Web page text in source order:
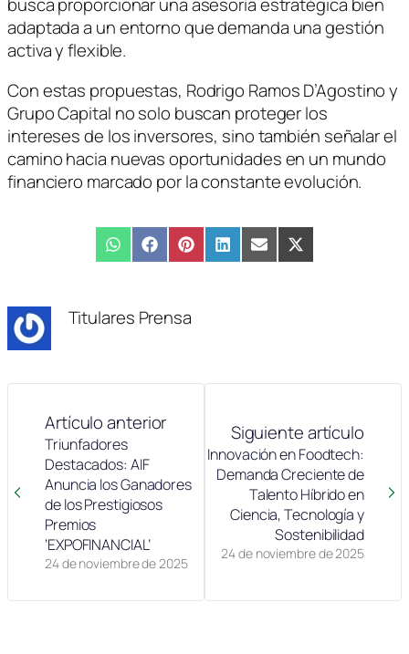
busca proporcionar una asesoría estratégica bien
adaptada a un entorno que demanda una gestión
activa y flexible.
Con estas propuestas, Rodrigo Ramos D’Agostino y
Grupo Capital no solo buscan proteger los
intereses de los inversores, sino también señalar el
camino hacia nuevas oportunidades en un mundo
financiero marcado por la constante evolución.
Compartir
en
WhatsAppCompartir
en
FacebookCompartir
en
PinterestCompartir
en
LinkedInCompartir
en
EmailCompartir
en
X
(Twitter)
Titulares Prensa
Artículo anterior
24 de noviembre de 2025
Triunfadores
Destacados: AIF
Anuncia los Ganadores
de los Prestigiosos
Premios
‘EXPOFINANCIAL’
Siguiente artículo
24 de noviembre de 2025
Innovación en Foodtech:
Demanda Creciente de
Talento Híbrido en
Ciencia, Tecnología y
Sostenibilidad